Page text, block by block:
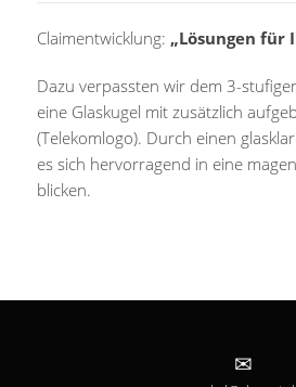
Claimentwicklung: „Lösungen für
Dazu verpassten wir dem 3-
eine Glaskugel mit zusätzlich
(Telekomlogo). Durch einen
es sich hervorragend in eine
blicken.